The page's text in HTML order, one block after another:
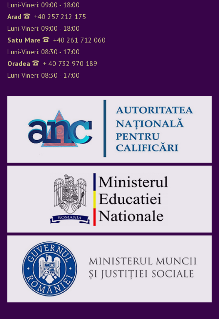
Luni-Vineri: 09:00 - 18:00
Arad
+40 257 212 175
Luni-Vineri: 09:00 - 18:00
Satu Mare
+40 261 712 060
Luni-Vineri: 08:30 - 17:00
Oradea
+ 40 732 970 189
Luni-Vineri: 08:30 - 17:00